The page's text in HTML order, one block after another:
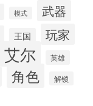
模式 武器
王国 玩家
艾尔 英雄
角色 解锁